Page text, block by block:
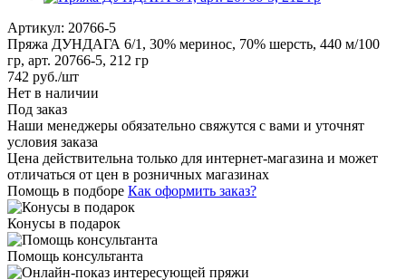
Артикул: 20766-5
Пряжа ДУНДАГА 6/1, 30% меринос, 70% шерсть, 440 м/100
гр, арт. 20766-5, 212 гр
742 руб./шт
Нет в наличии
Под заказ
Наши менеджеры обязательно свяжутся с вами и уточнят
условия заказа
Цена действительна только для интернет-магазина и может
отличаться от цен в розничных магазинах
Помощь в подборе Как оформить заказ?
Конусы в подарок
Помощь консультанта